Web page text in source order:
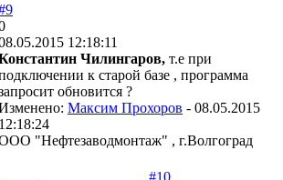
12:18:11
Чилингаров, т.е при
к старой базе , программа
обновится ?
Максим Прохоров - 08.05.2015
12:18:24
"Нефтезаводмонтаж" , г.Волгоград
#10